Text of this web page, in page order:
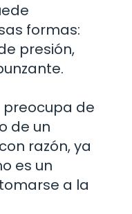
formas:
presión,
preocupa de
de un
razón, ya
es un
a la